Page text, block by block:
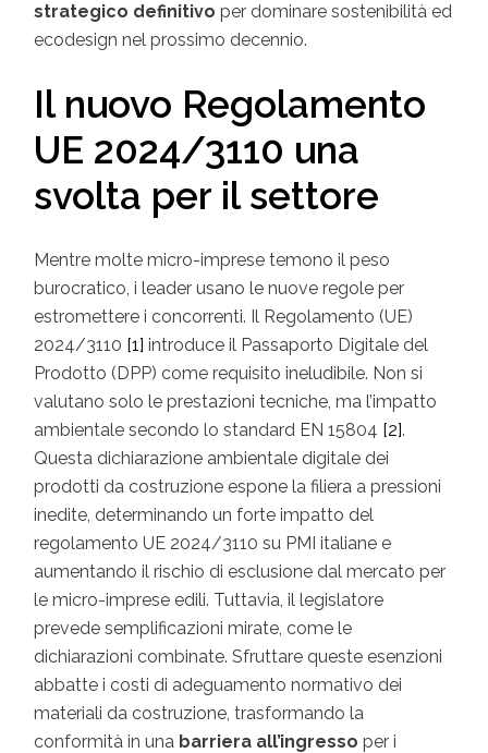
strategico definitivo per dominare sostenibilità ed
ecodesign nel prossimo decennio.
Il nuovo Regolamento
UE 2024/3110 una
svolta per il settore
Mentre molte micro-imprese temono il peso
burocratico, i leader usano le nuove regole per
estromettere i concorrenti. Il Regolamento (UE)
2024/3110 [1] introduce il Passaporto Digitale del
Prodotto (DPP) come requisito ineludibile. Non si
valutano solo le prestazioni tecniche, ma l’impatto
ambientale secondo lo standard EN 15804 [2].
Questa dichiarazione ambientale digitale dei
prodotti da costruzione espone la filiera a pressioni
inedite, determinando un forte impatto del
regolamento UE 2024/3110 su PMI italiane e
aumentando il rischio di esclusione dal mercato per
le micro-imprese edili. Tuttavia, il legislatore
prevede semplificazioni mirate, come le
dichiarazioni combinate. Sfruttare queste esenzioni
abbatte i costi di adeguamento normativo dei
materiali da costruzione, trasformando la
conformità in una barriera all’ingresso per i